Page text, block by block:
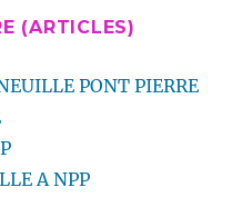
(ARTICLES)
PONT PIERRE
A NPP